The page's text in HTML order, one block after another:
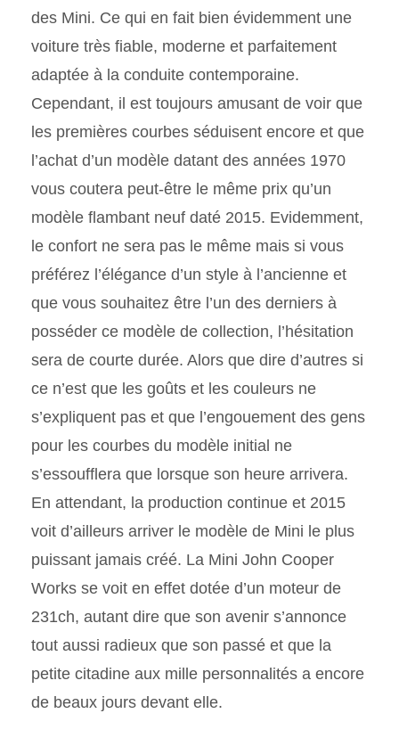
des Mini. Ce qui en fait bien évidemment une
voiture très fiable, moderne et parfaitement
adaptée à la conduite contemporaine.
Cependant, il est toujours amusant de voir que
les premières courbes séduisent encore et que
l’achat d’un modèle datant des années 1970
vous coutera peut-être le même prix qu’un
modèle flambant neuf daté 2015. Evidemment,
le confort ne sera pas le même mais si vous
préférez l’élégance d’un style à l’ancienne et
que vous souhaitez être l’un des derniers à
posséder ce modèle de collection, l’hésitation
sera de courte durée. Alors que dire d’autres si
ce n’est que les goûts et les couleurs ne
s’expliquent pas et que l’engouement des gens
pour les courbes du modèle initial ne
s’essoufflera que lorsque son heure arrivera.
En attendant, la production continue et 2015
voit d’ailleurs arriver le modèle de Mini le plus
puissant jamais créé. La Mini John Cooper
Works se voit en effet dotée d’un moteur de
231ch, autant dire que son avenir s’annonce
tout aussi radieux que son passé et que la
petite citadine aux mille personnalités a encore
de beaux jours devant elle.